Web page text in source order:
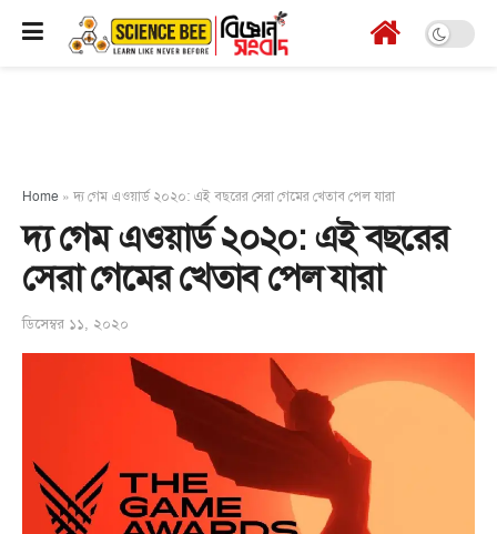
Home » দ্য গেম এওয়ার্ড ২০২০: এই বছরের সেরা গেমের খেতাব পেল যারা
দ্য গেম এওয়ার্ড ২০২০: এই বছরের
সেরা গেমের খেতাব পেল যারা
ডিসেম্বর ১১, ২০২০